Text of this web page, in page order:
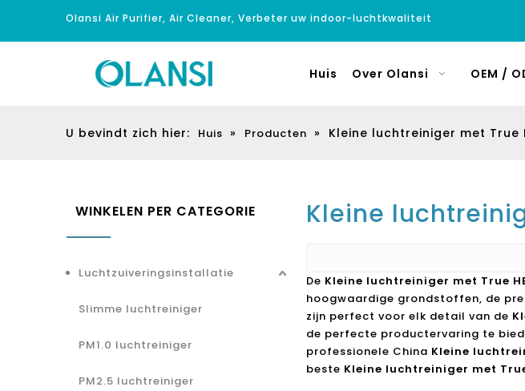
Olansi Air Purifier, Air Cleaner, Verbeter uw indoor-luchtkwaliteit
Huis Over Olansi OEM /
U bevindt zich hier: Huis » Producten » Kleine luchtreiniger met True
WINKELEN PER CATEGORIE
Luchtzuiveringsinstallatie
Slimme luchtreiniger
PM1.0 luchtreiniger
PM2.5 luchtreiniger
Kleine
De Kleine luchtreiniger met True
hoogwaardige grondstoffen, de
zijn perfect voor elk detail van de
de perfecte productervaring te
professionele China Kleine
beste Kleine luchtreiniger met